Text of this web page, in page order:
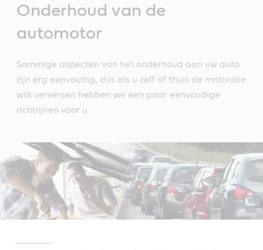
Onderhoud van de
automotor
Sommige aspecten van het onderhoud aan uw auto
zijn erg eenvoudig, dus als u zelf of thuis de motorolie
wilt verversen hebben we een paar eenvoudige
richtlijnen voor u.